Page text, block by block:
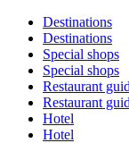
Destinations
Destinations
Special shops
Special shops
Restaurant
Restaurant
Hotel
Hotel